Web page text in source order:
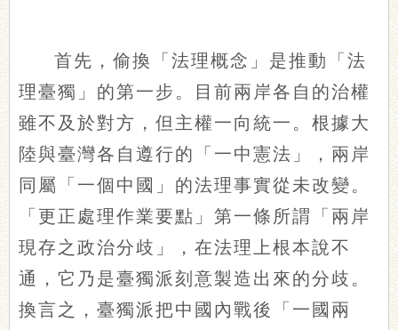
首先，偷換「法理概念」是推動「法
理臺獨」的第一步。目前兩岸各自的治權
雖不及於對方，但主權一向統一。根據大
陸與臺灣各自遵行的「一中憲法」，兩岸
同屬「一個中國」的法理事實從未改變。
「更正處理作業要點」第一條所謂「兩岸
現存之政治分歧」，在法理上根本說不
通，它乃是臺獨派刻意製造出來的分歧。
換言之，臺獨派把中國內戰後「一國兩